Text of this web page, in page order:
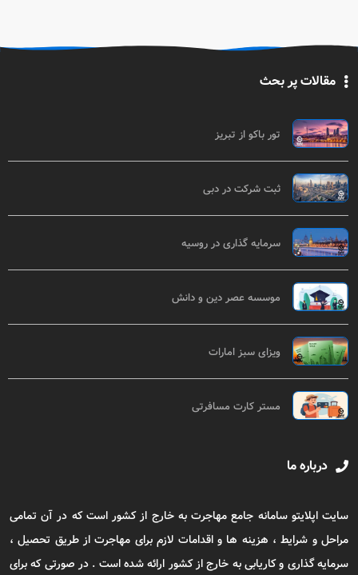
مقالات پر بحث
تور باکو از تبریز
ثبت شرکت در دبی
سرمایه گذاری در روسیه
موسسه عصر دین و دانش
ویزای سبز امارات
مستر کارت مسافرتی
درباره ما
سایت اپلایتو سامانه جامع مهاجرت به خارج از کشور است که در آن تمامی
مراحل و شرایط ، هزینه ها و اقدامات لازم برای مهاجرت از طریق تحصیل ،
سرمایه گذاری و کاریابی به خارج از کشور ارائه شده است . در صورتی که برای